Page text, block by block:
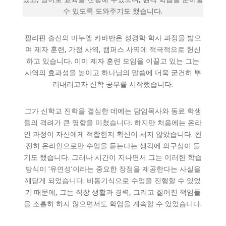
수 있도록 도와주기도 했습니다.
필리핀 출신의 마누엘 카바반은 성경학 학사 과정을 밟으
며 제자 훈련, 가정 사역, 캠퍼스 사역에 적극적으로 헌신
하고 있습니다. 이미 제자 훈련 모임을 이끌고 있는 그는
사역의 효과성을 높이고 하나님의 말씀에 더욱 굳건히 뿌
리내리고자 신학 공부를 시작했습니다.
그가 신학교 진학을 결심한 데에는 담임목사와 동료 학생
들의 격려가 큰 영향을 미쳤습니다. 하지만 처음에는 온라
인 과정이 자신에게 적합한지 확신이 서지 않았습니다. 완
전히 온라인으로만 수업을 듣는다는 생각에 의구심이 들
기도 했습니다. 그러나 시간이 지나면서 그는 이러한 학습
방식이 ‘유연성’이라는 중요한 장점을 제공한다는 사실을
깨닫게 되었습니다. 비동기식으로 수업을 진행할 수 있었
기 때문에, 그는 직장 생활과 경력, 그리고 짊어진 책임들
을 소홀히 하지 않으면서도 학업을 계속할 수 있었습니다.